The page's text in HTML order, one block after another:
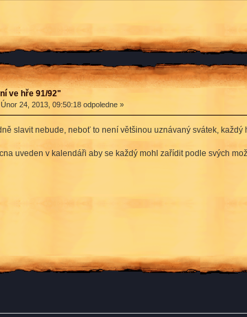
ve hře 91/92"
Únor 24, 2013, 09:50:18 odpoledne »
slavit nebude, neboť to není většinou uznávaný svátek,
uveden v kalendáři aby se každý mohl zařídit podle svých